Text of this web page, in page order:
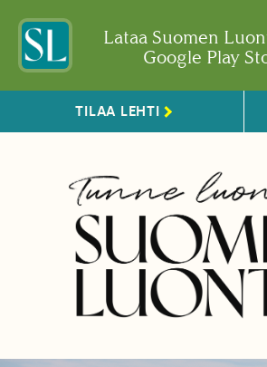
Lataa Suomen
Google Play
TILAA LEHTI